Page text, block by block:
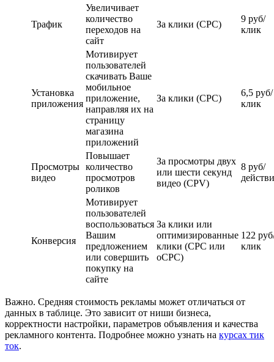
Трафик
Увеличивает
количество
переходов на
сайт
За клики (CPC)
9 руб/
клик
Установка
приложения
Мотивирует
пользователей
скачивать Ваше
мобильное
приложение,
направляя их на
страницу
магазина
приложений
За клики (CPC)
6,5 руб/
клик
Просмотры
видео
Повышает
количество
просмотров
роликов
За просмотры двух
или шести секунд
видео (CPV)
8 руб/
Конверсия
Мотивирует
пользователей
воспользоваться
Вашим
предложением
или совершить
покупку на
сайте
За клики или
оптимизированные
клики (CPC или
oCPC)
122
клик
Важно. Средняя стоимость рекламы может отличаться от
данных в таблице. Это зависит от ниши бизнеса,
корректности настройки, параметров объявления и качества
рекламного контента. Подробнее можно узнать на курсах тик
ток.